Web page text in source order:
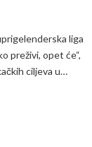
liga
preživi, opet će“,
ciljeva u…